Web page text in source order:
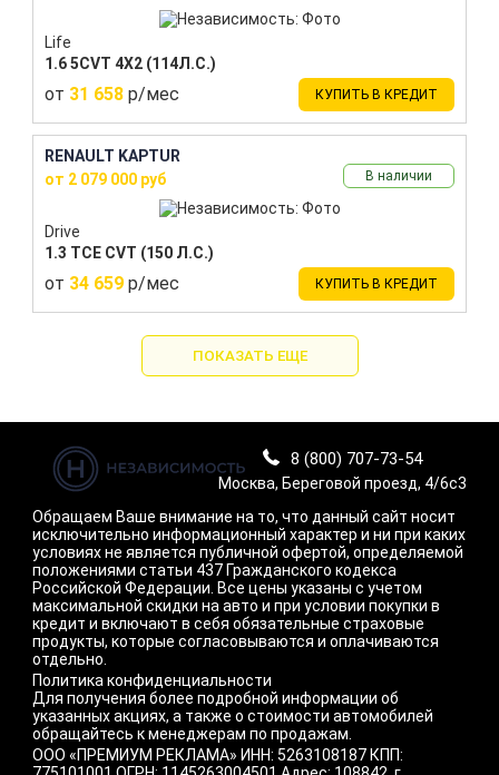
Life
1.6 5CVT 4X2 (114Л.С.)
от 31 658 р/мес КУПИТЬ В КРЕДИТ
RENAULT KAPTUR
от 2 079 000 руб
В наличии
Drive
1.3 TCE CVT (150 Л.С.)
от 34 659 р/мес КУПИТЬ В КРЕДИТ
ПОКАЗАТЬ ЕЩЕ
8 (800) 707-73-54
Москва, Береговой проезд, 4/6с3
Обращаем Ваше внимание на то, что данный сайт носит
исключительно информационный характер и ни при каких
условиях не является публичной офертой, определяемой
положениями статьи 437 Гражданского кодекса
Российской Федерации. Все цены указаны с учетом
максимальной скидки на авто и при условии покупки в
кредит и включают в себя обязательные страховые
продукты, которые согласовываются и оплачиваются
отдельно.
Политика конфиденциальности
Для получения более подробной информации об
указанных акциях, а также о стоимости автомобилей
обращайтесь к менеджерам по продажам.
ООО «ПРЕМИУМ РЕКЛАМА» ИНН: 5263108187 КПП: